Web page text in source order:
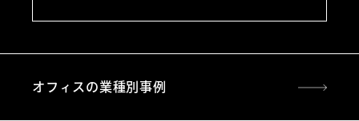
オフィスの業種別事例